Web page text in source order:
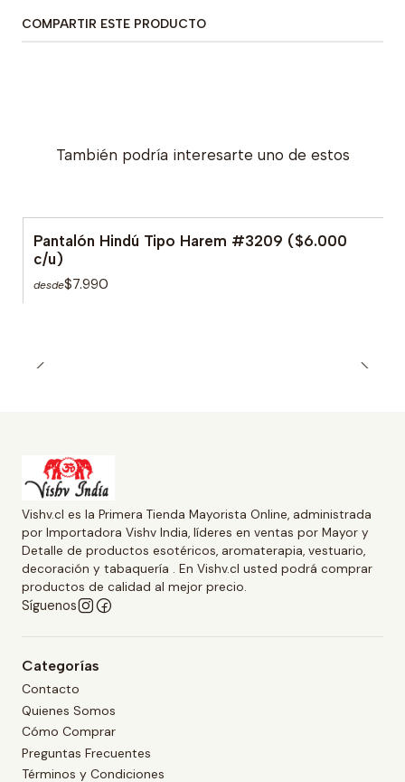
COMPARTIR ESTE PRODUCTO
También podría interesarte uno de estos
Pantalón Hindú Tipo Harem #3209 ($6.000
c/u)
desde$7.990
Vishv.cl es la Primera Tienda Mayorista Online, administrada
por Importadora Vishv India, líderes en ventas por Mayor y
Detalle de productos esotéricos, aromaterapia, vestuario,
decoración y tabaquería . En Vishv.cl usted podrá comprar
productos de calidad al mejor precio.
Síguenos
Categorías
Contacto
Quienes Somos
Cómo Comprar
Preguntas Frecuentes
Términos y Condiciones